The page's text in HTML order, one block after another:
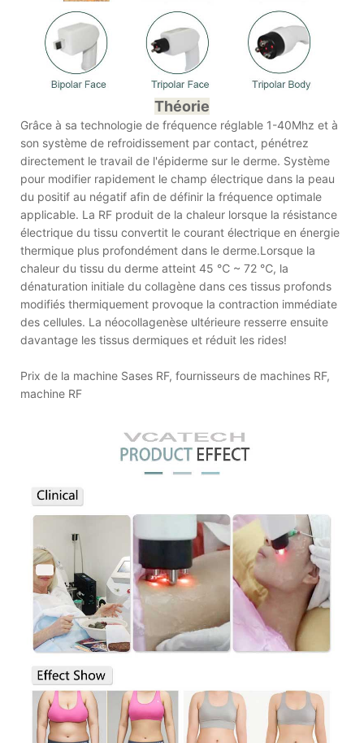
Théorie
Grâce à sa technologie de fréquence réglable 1-40Mhz et à
son système de refroidissement par contact, pénétrez
directement le travail de l'épiderme sur le derme. Système
pour modifier rapidement le champ électrique dans la peau
du positif au négatif afin de définir la fréquence optimale
applicable. La RF produit de la chaleur lorsque la résistance
électrique du tissu convertit le courant électrique en énergie
thermique plus profondément dans le derme.Lorsque la
chaleur du tissu du derme atteint 45 ℃ ~ 72 ℃, la
dénaturation initiale du collagène dans ces tissus profonds
modifiés thermiquement provoque la contraction immédiate
des cellules. La néocollagenèse ultérieure resserre ensuite
davantage les tissus dermiques et réduit les rides!
Prix de la machine Sases RF, fournisseurs de machines RF,
machine RF